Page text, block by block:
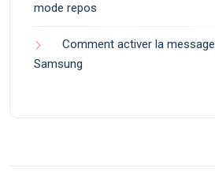
mode repos
Comment activer la
Samsung